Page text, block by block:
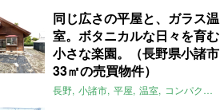
同じ広さの平屋と、ガラス温
室。ボタニカルな日々を育む
小さな楽園。（長野県小諸市
33㎡の売買物件）
長野 小諸市 平屋 温室 コンパクト